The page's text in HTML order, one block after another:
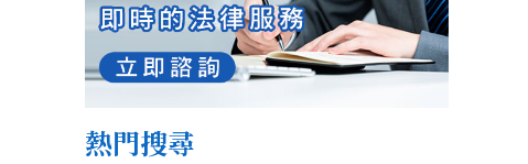
熱門搜尋